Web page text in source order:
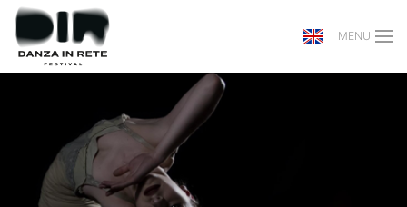
MENU